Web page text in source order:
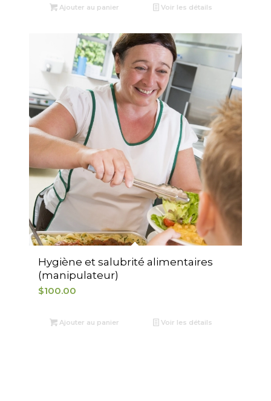
Ajouter au panier Voir les détails
Hygiène et salubrité alimentaires
(manipulateur)
$100.00
Ajouter au panier Voir les détails